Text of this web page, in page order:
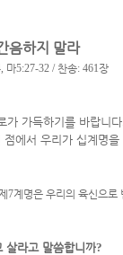
음하지 말라
마5:27-32 / 찬송: 461장
가 가득하기를 바랍니다
점에서 우리가 십계명
7계명은 우리의 육신으로
살라고 말씀합니까?